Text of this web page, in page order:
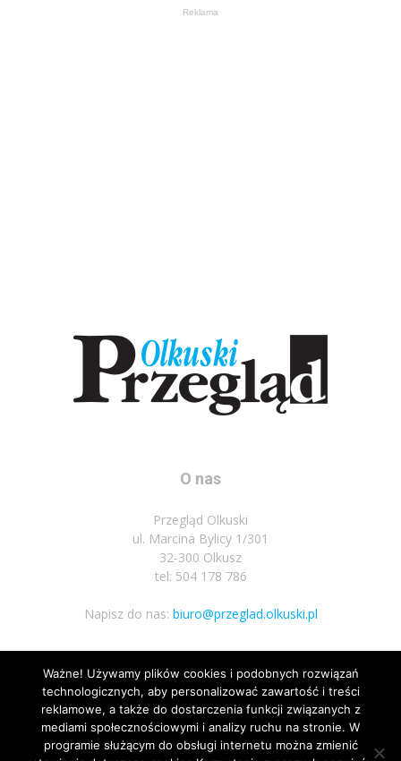
Reklama
O nas
Przegląd Olkuski
ul. Marcina Bylicy 1/301
32-300 Olkusz
tel: 504 178 786
Napisz do nas: biuro@przeglad.olkuski.pl
Podążaj za nami
Ważne! Używamy plików cookies i podobnych rozwiązań
technologicznych, aby personalizować zawartość i treści
reklamowe, a także do dostarczenia funkcji związanych z
mediami społecznościowymi i analizy ruchu na stronie. W
programie służącym do obsługi internetu można zmienić